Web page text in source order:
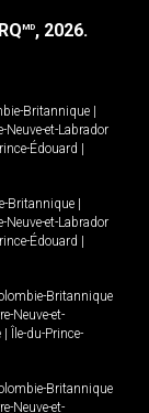
MD, 2026.
Britannique
Neuve-et-Labrador
Édouard
Britannique
Neuve-et-Labrador
Édouard
Britannique
Neuve-et-
Île-du-Prince-
Britannique
Neuve-et-